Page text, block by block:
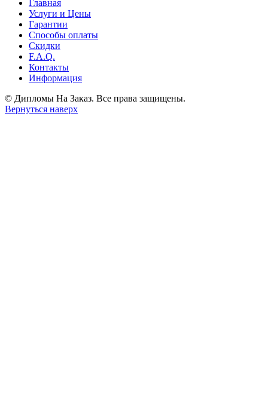
Главная
Услуги и Цены
Гарантии
Способы оплаты
Скидки
F.A.Q.
Контакты
Информация
© Дипломы На Заказ. Все права защищены.
Вернуться наверх